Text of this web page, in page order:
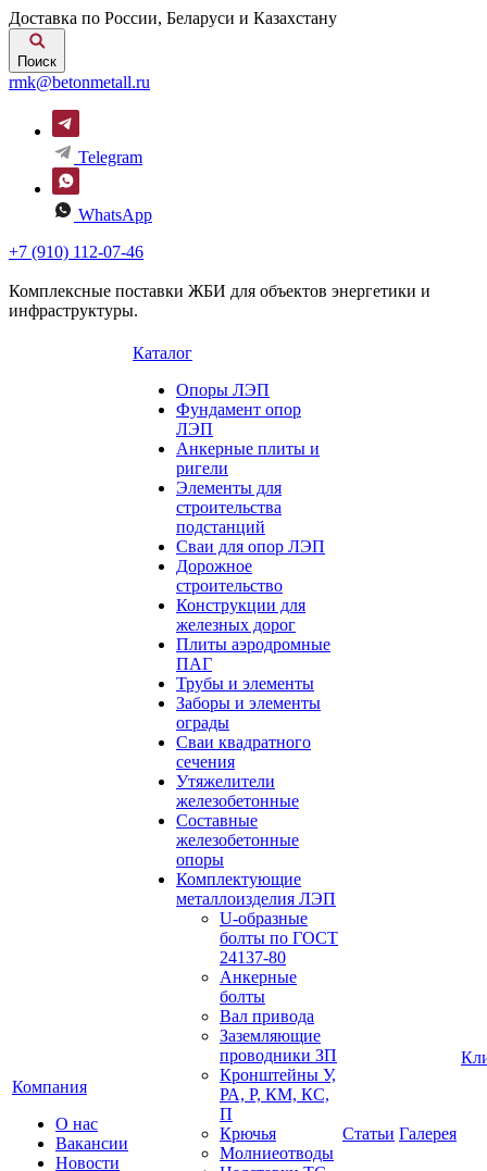
Доставка по России, Беларуси и Казахстану
Поиск
rmk@betonmetall.ru
Telegram
WhatsApp
+7 (910) 112-07-46
Комплексные поставки ЖБИ для объектов энергетики и
инфраструктуры.
Компания
О нас
Вакансии
Новости
Каталог
Опоры ЛЭП
Фундамент опор
ЛЭП
Анкерные плиты и
ригели
Элементы для
строительства
подстанций
Сваи для опор ЛЭП
Дорожное
строительство
Конструкции для
железных дорог
Плиты аэродромные
ПАГ
Трубы и элементы
Заборы и элементы
ограды
Сваи квадратного
сечения
Утяжелители
железобетонные
Составные
железобетонные
опоры
Комплектующие
металлоизделия ЛЭП
U-образные
болты по ГОСТ
24137-80
Анкерные
болты
Вал привода
Заземляющие
проводники ЗП
Кронштейны У,
РА, Р, КМ, КС,
П
Крючья
Молниеотводы
Статьи Галерея